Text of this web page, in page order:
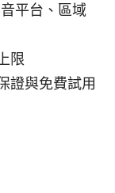
平台、區域
限
證與免費試用